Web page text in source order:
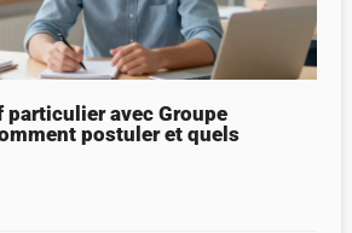
particulier avec Groupe
postuler et quels